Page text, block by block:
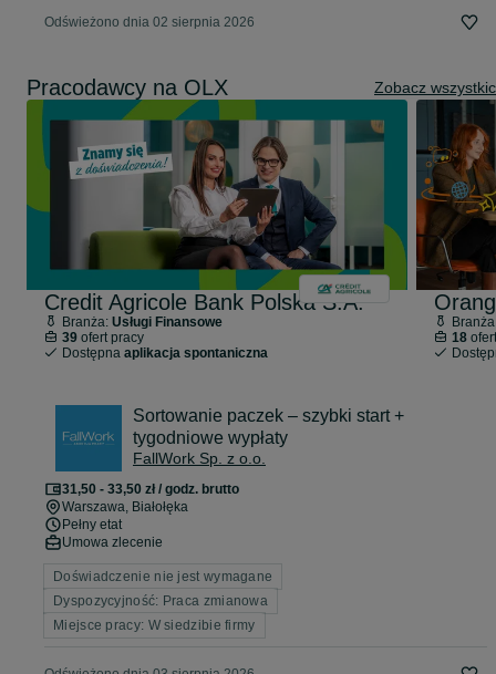
Odświeżono dnia 02 sierpnia 2026
Pracodawcy na OLX Zobacz
Credit Agricole Bank Polska S.A.
Branża: Usługi Finansowe
39ofert pracy
Dostępna aplikacja spontaniczna
18
Sortowanie paczek – szybki start +
tygodniowe wypłaty
FallWork Sp. z o.o.
31,50 - 33,50 zł / godz. brutto
Warszawa, Białołęka
Pełny etat
Umowa zlecenie
Doświadczenie nie jest wymagane
Dyspozycyjność: Praca zmianowa
Miejsce pracy: W siedzibie firmy